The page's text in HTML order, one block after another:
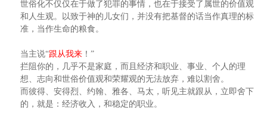
世俗化不仅仅在于做了犯罪的事情，也在于接受了属世的价值观
和人生观。以致于神的儿女们，并没有把基督的话当作真理的标
准，当作生命的粮食。
当主说“跟从我来 ！”
拦阻你的，几乎不是家庭，而且经济和职业、事业、个人的理
想、志向和世俗价值观和荣耀观的无法放弃，难以割舍。
而彼得、安得烈、约翰、雅各、马太，听见主就跟从，立即舍下
的，就是：经济收入，和稳定的职业。